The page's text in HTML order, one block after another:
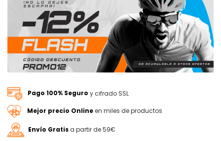
Pago 100% Seguro y cifrado SSL
Mejor precio Onlineen miles de productos
Envío Gratisa partir de 59€